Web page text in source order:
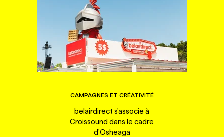
CAMPAGNES ET CRÉATIVITÉ
belairdirect s'associe à
Croissound dans le cadre
d'Osheaga